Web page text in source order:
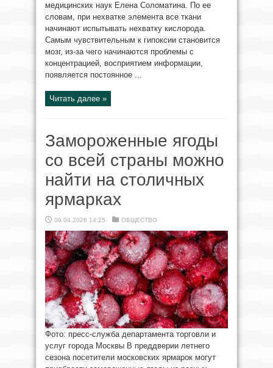
медицинских наук Елена Соломатина. По ее
словам, при нехватке элемента все ткани
начинают испытывать нехватку кислорода.
Самым чувствительным к гипоксии становится
мозг, из-за чего начинаются проблемы с
концентрацией, восприятием информации,
появляется постоянное ...
Читать далее »
Замороженные ягоды
со всей страны можно
найти на столичных
ярмарках
09.04.2026 14:25 ОБЩЕСТВО
Фото: пресс-служба департамента торговли и
услуг города Москвы В преддверии летнего
сезона посетители московских ярмарок могут